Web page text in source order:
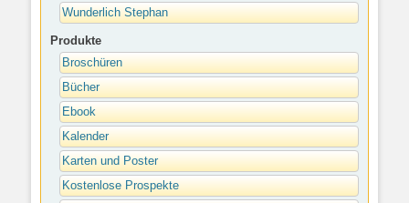
Wunderlich Stephan
Produkte
Broschüren
Bücher
Ebook
Kalender
Karten und Poster
Kostenlose Prospekte